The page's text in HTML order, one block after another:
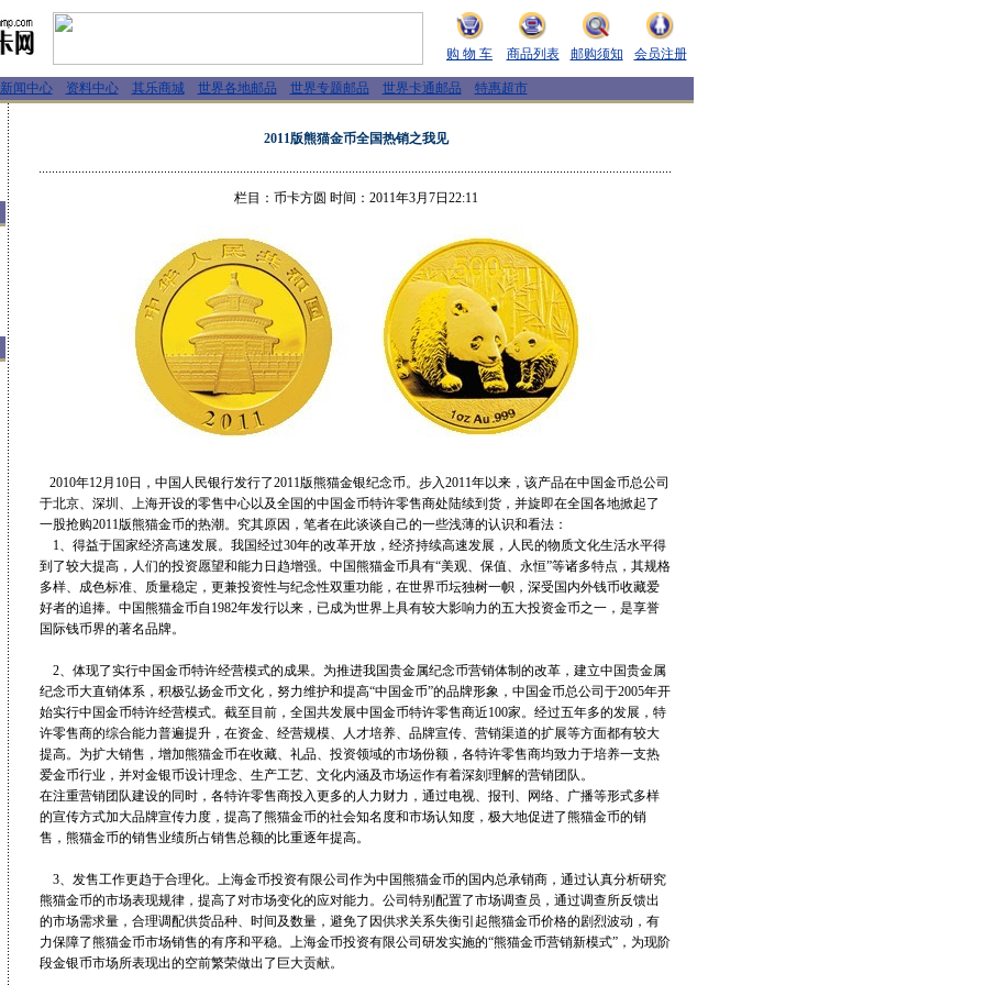
购 物 车 商品列表 邮购须知 会员注册
新闻中心 资料中心 其乐商城 世界各地邮品 世界专题邮品 世界卡通邮品 特惠超市
2011版熊猫金币全国热销之我见
栏目：币卡方圆 时间：2011年3月7日22:11
2010年12月10日，中国人民银行发行了2011版熊猫金银纪念币。步入2011年以来，该产品在中国金币总公司
于北京、深圳、上海开设的零售中心以及全国的中国金币特许零售商处陆续到货，并旋即在全国各地掀起了
一股抢购2011版熊猫金币的热潮。究其原因，笔者在此谈谈自己的一些浅薄的认识和看法：
1、得益于国家经济高速发展。我国经过30年的改革开放，经济持续高速发展，人民的物质文化生活水平得
到了较大提高，人们的投资愿望和能力日趋增强。中国熊猫金币具有“美观、保值、永恒”等诸多特点，其规格
多样、成色标准、质量稳定，更兼投资性与纪念性双重功能，在世界币坛独树一帜，深受国内外钱币收藏爱
好者的追捧。中国熊猫金币自1982年发行以来，已成为世界上具有较大影响力的五大投资金币之一，是享誉
国际钱币界的著名品牌。
2、体现了实行中国金币特许经营模式的成果。为推进我国贵金属纪念币营销体制的改革，建立中国贵金属
纪念币大直销体系，积极弘扬金币文化，努力维护和提高“中国金币”的品牌形象，中国金币总公司于2005年开
始实行中国金币特许经营模式。截至目前，全国共发展中国金币特许零售商近100家。经过五年多的发展，特
许零售商的综合能力普遍提升，在资金、经营规模、人才培养、品牌宣传、营销渠道的扩展等方面都有较大
提高。为扩大销售，增加熊猫金币在收藏、礼品、投资领域的市场份额，各特许零售商均致力于培养一支热
爱金币行业，并对金银币设计理念、生产工艺、文化内涵及市场运作有着深刻理解的营销团队。
在注重营销团队建设的同时，各特许零售商投入更多的人力财力，通过电视、报刊、网络、广播等形式多样
的宣传方式加大品牌宣传力度，提高了熊猫金币的社会知名度和市场认知度，极大地促进了熊猫金币的销
售，熊猫金币的销售业绩所占销售总额的比重逐年提高。
3、发售工作更趋于合理化。上海金币投资有限公司作为中国熊猫金币的国内总承销商，通过认真分析研究
熊猫金币的市场表现规律，提高了对市场变化的应对能力。公司特别配置了市场调查员，通过调查所反馈出
的市场需求量，合理调配供货品种、时间及数量，避免了因供求关系失衡引起熊猫金币价格的剧烈波动，有
力保障了熊猫金币市场销售的有序和平稳。上海金币投资有限公司研发实施的“熊猫金币营销新模式”，为现阶
段金银币市场所表现出的空前繁荣做出了巨大贡献。